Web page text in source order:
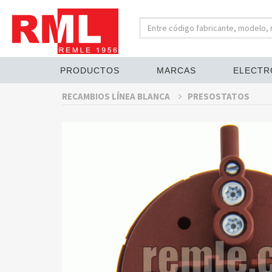
PRODUCTOS MARCAS
RECAMBIOS LÍNEA BLANCA PRESOSTATOS